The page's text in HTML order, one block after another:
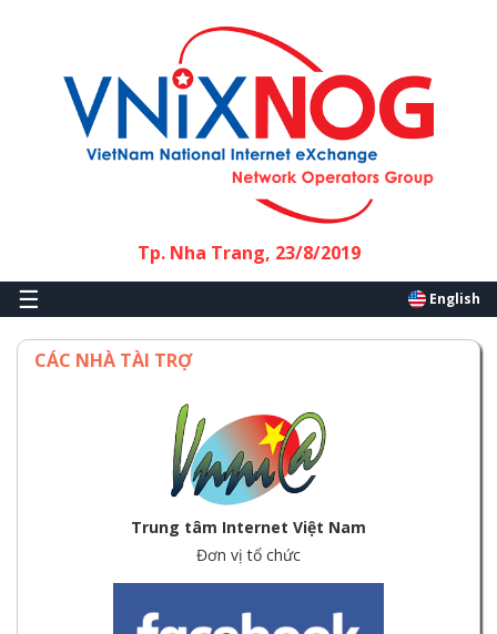
Tp. Nha Trang, 23/8/2019
☰ English
CÁC NHÀ TÀI TRỢ
Trung tâm Internet Việt Nam
Đơn vị tổ chức